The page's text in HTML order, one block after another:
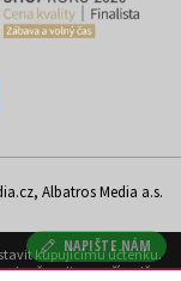
NAPIŠTE NÁM
Albatros Media a.s.
kupujícímu účtenku.
daně on-line; v případě